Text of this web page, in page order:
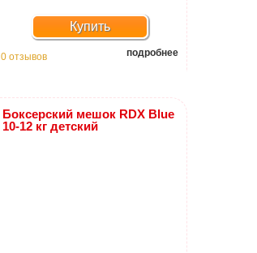
Купить
0 отзывов подробнее
Боксерский мешок RDX Blue
10-12 кг детский